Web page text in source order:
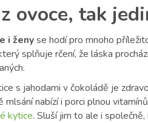
ovoce, tak
i ženyse hodí pro mnoho
splňuje rčení, že láska
s jahodami v čokoládě je
nabízí i porci plnou
kytice. Sluší jim to ale i